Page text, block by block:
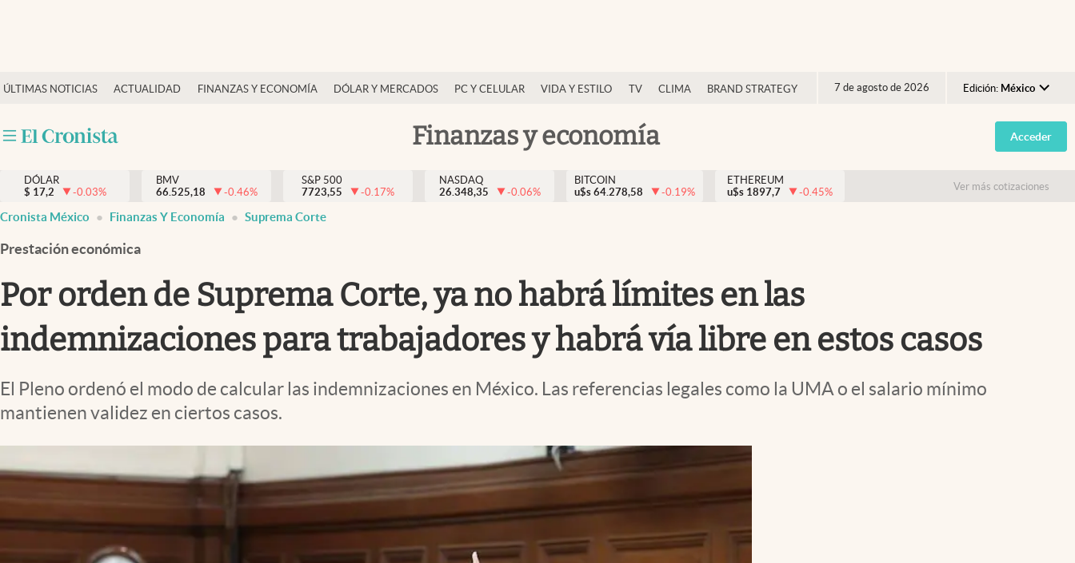
ÚLTIMAS NOTICIAS ACTUALIDAD FINANZAS Y ECONOMÍA DÓLAR Y MERCADOS PC Y CELULAR VIDA Y ESTILO TV CLIMA BRAND STRATEGY 7 de agosto de 2026 Edición: México
Argentina
España
USA
Finanzas y economía
Actualidad
Internacionales
Opinión
Brand Strategy
Vida y estilo
Tv
Espiritualidad
Acceder
DÓLAR
$ 17,2 -0.03%
BMV
66.525,18
-0.46%
S&P 500
7723,55
-0.17%
NASDAQ
26.348,35
-0.06%
BITCOIN
u$s 64.278,58 -0.19%
ETHEREUM
u$s 1897,7 -0.45% Ver más cotizaciones
Cronista México Finanzas Y Economía Suprema Corte
Prestación económica
Por orden de Suprema Corte, ya no habrá límites en las
indemnizaciones para trabajadores y habrá vía libre en estos casos
El Pleno ordenó el modo de calcular las indemnizaciones en México. Las referencias legales como la UMA o el salario mínimo
mantienen validez en ciertos casos.